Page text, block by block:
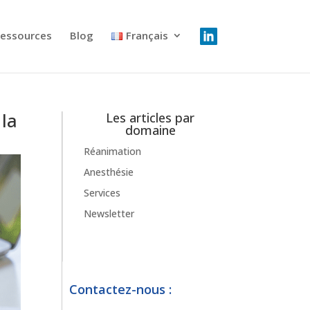
Blog Français
Les articles par
domaine
Réanimation
Anesthésie
Services
Newsletter
Contactez-nous :